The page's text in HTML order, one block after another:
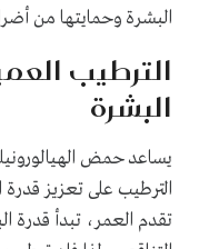
البشرة وحمايتها من
الترطيب
البشرة
يساعد حمض
الترطيب على تعزيز قدرة
تقدم العمر، تبدأ قدرة